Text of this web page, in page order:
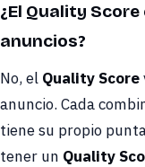
¿El Quality
anuncios?
No, el Quality Score
anuncio. Cada
tiene su propio
tener un Quality